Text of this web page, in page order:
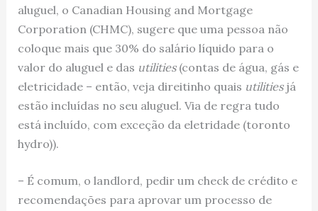
aluguel, o Canadian Housing and Mortgage
Corporation (CHMC), sugere que uma pessoa não
coloque mais que 30% do salário líquido para o
valor do aluguel e das utilities(contas de água, gás e
eletricidade – então, veja direitinho quais utilitiesjá
estão incluídas no seu aluguel. Via de regra tudo
está incluído, com exceção da eletridade (toronto
hydro)).
– É comum, o landlord, pedir um check de crédito e
recomendações para aprovar um processo de